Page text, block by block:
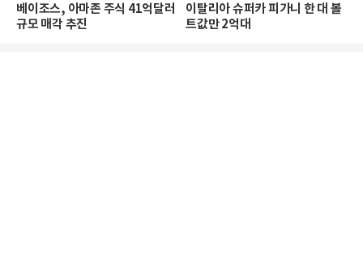
베이조스, 아마존 주식 41억달러
규모 매각 추진
이탈리아 슈퍼카 피가니 한 대 볼
트값만 2억대